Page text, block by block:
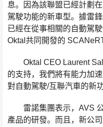
息。因為該聯盟已經計劃
駕駛功能的新車型。據雷
已經在從事相關的自動駕
Oktal共同開發的
Oktal CEO Laurent
的支持，我們將有能力加
對自動駕駛/互聯汽車的新
雷諾集團表示，AVS
產品的研發。而且，新公